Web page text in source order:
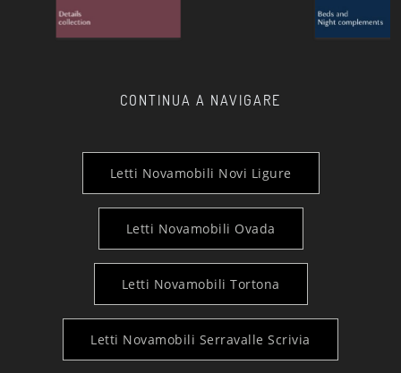
CONTINUA A NAVIGARE
Letti Novamobili Novi Ligure
Letti Novamobili Ovada
Letti Novamobili Tortona
Letti Novamobili Serravalle Scrivia